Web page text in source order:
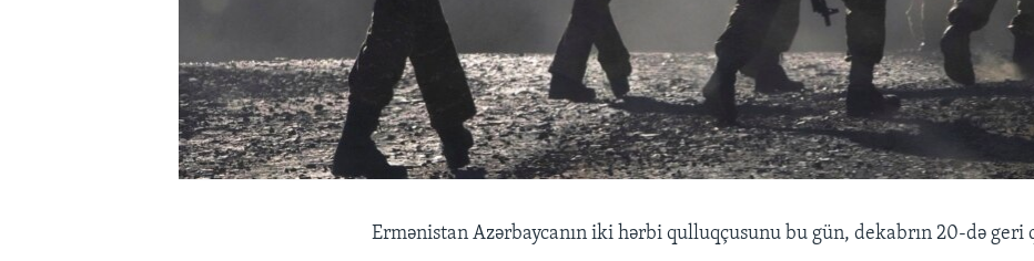
Ermənistan Azərbaycanın iki hərbi qulluqçusunu bu gün, dekabrın 20-də geri